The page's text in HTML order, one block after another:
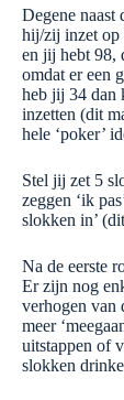
Degene naast
hij/zij inzet op
en jij hebt 98,
omdat er een
heb jij 34 dan
inzetten (dit
hele ‘poker’
Stel jij zet 5
zeggen ‘ik
slokken in’
Na de eerste
Er zijn nog
verhogen van
meer
uitstappen of
slokken